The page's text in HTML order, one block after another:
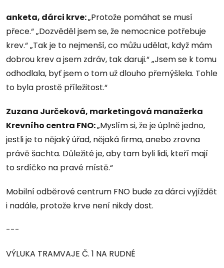
anketa, dárci krve:„Protože pomáhat se musí
přece.“ „Dozvěděl jsem se, že nemocnice potřebuje
krev.“ „Tak je to nejmenší, co můžu udělat, když mám
dobrou krev a jsem zdráv, tak daruji.“ „Jsem se k tomu
odhodlala, byť jsem o tom už dlouho přemýšlela. Tohle
to byla prostě příležitost.“
Zuzana Jurčeková, marketingová manažerka
Krevního centra FNO:„Myslím si, že je úplně jedno,
jestli je to nějaký úřad, nějaká firma, anebo zrovna
právě šachta. Důležité je, aby tam byli lidi, kteří mají
to srdíčko na pravé místě.“
Mobilní odběrové centrum FNO bude za dárci vyjíždět
i nadále, protože krve není nikdy dost.
---
VÝLUKA TRAMVAJE Č. 1 NA RUDNÉ